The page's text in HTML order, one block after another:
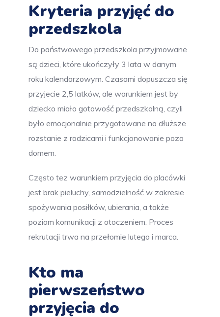
Kryteria przyjęć do
przedszkola
Do państwowego przedszkola przyjmowane
są dzieci, które ukończyły 3 lata w danym
roku kalendarzowym. Czasami dopuszcza się
przyjecie 2,5 latków, ale warunkiem jest by
dziecko miało gotowość przedszkolną, czyli
było emocjonalnie przygotowane na dłuższe
rozstanie z rodzicami i funkcjonowanie poza
domem.
Często tez warunkiem przyjęcia do placówki
jest brak pieluchy, samodzielność w zakresie
spożywania posiłków, ubierania, a także
poziom komunikacji z otoczeniem. Proces
rekrutacji trwa na przełomie lutego i marca.
Kto ma
pierwszeństwo
przyjęcia do